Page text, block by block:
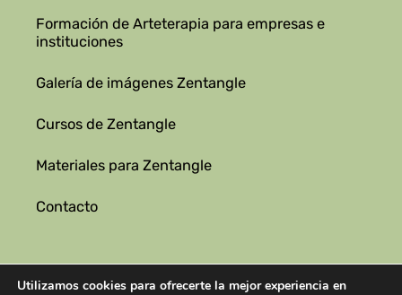
Formación de Arteterapia para empresas e
instituciones
Galería de imágenes Zentangle
Cursos de Zentangle
Materiales para Zentangle
Contacto
Utilizamos cookies para ofrecerte la mejor experiencia en